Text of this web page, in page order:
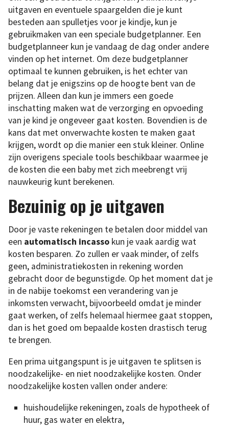
uitgaven en eventuele spaargelden die je kunt
besteden aan spulletjes voor je kindje, kun je
gebruikmaken van een speciale budgetplanner. Een
budgetplanneer kun je vandaag de dag onder andere
vinden op het internet. Om deze budgetplanner
optimaal te kunnen gebruiken, is het echter van
belang dat je enigszins op de hoogte bent van de
prijzen. Alleen dan kun je immers een goede
inschatting maken wat de verzorging en opvoeding
van je kind je ongeveer gaat kosten. Bovendien is de
kans dat met onverwachte kosten te maken gaat
krijgen, wordt op die manier een stuk kleiner. Online
zijn overigens speciale tools beschikbaar waarmee je
de kosten die een baby met zich meebrengt vrij
nauwkeurig kunt berekenen.
Bezuinig op je uitgaven
Door je vaste rekeningen te betalen door middel van
een automatisch incasso kun je vaak aardig wat
kosten besparen. Zo zullen er vaak minder, of zelfs
geen, administratiekosten in rekening worden
gebracht door de begunstigde. Op het moment dat je
in de nabije toekomst een verandering van je
inkomsten verwacht, bijvoorbeeld omdat je minder
gaat werken, of zelfs helemaal hiermee gaat stoppen,
dan is het goed om bepaalde kosten drastisch terug
te brengen.
Een prima uitgangspunt is je uitgaven te splitsen is
noodzakelijke- en niet noodzakelijke kosten. Onder
noodzakelijke kosten vallen onder andere:
huishoudelijke rekeningen, zoals de hypotheek of
huur, gas water en elektra,